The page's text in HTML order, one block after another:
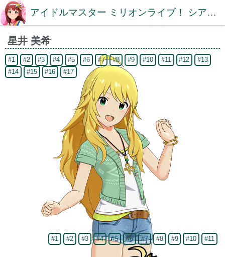
アイドルマスター ミリオンライブ！ シアターデイズDB【ミリシタDB】
星井 美希
#1 #2 #3 #4 #5 #6 #7 #8 #9 #10 #11 #12
#13
#14
#15 #16 #17
#1 #2 #3 #4 #5 #6 #7 #8 #9 #10 #11